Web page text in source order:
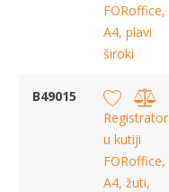
FORoffice,
A4, plavi
široki
B49015
Registrator
u kutiji
FORoffice,
A4, žuti,